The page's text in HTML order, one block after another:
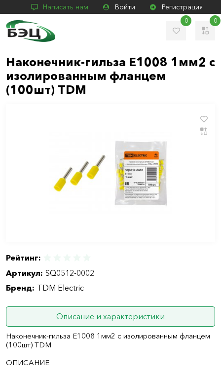
Написать нам Войти Регистрация
0 0
Наконечник-гильза Е1008 1мм2 с
изолированным фланцем
(100шт) TDM
Рейтинг:
Артикул: SQ0512-0002
Бренд: TDM Electric
Описание и характеристики
Наконечник-гильза Е1008 1мм2 с изолированным фланцем
(100шт) TDM
ОПИСАНИЕ